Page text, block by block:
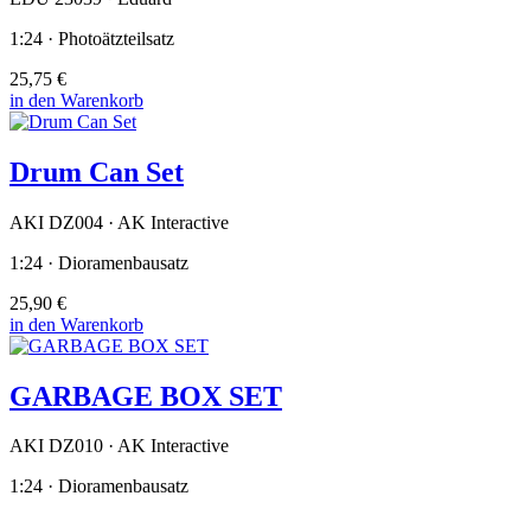
1:24 · Photoätzteilsatz
25,75 €
in den Warenkorb
Drum Can Set
AKI DZ004 · AK Interactive
1:24 · Dioramenbausatz
25,90 €
in den Warenkorb
GARBAGE BOX SET
AKI DZ010 · AK Interactive
1:24 · Dioramenbausatz